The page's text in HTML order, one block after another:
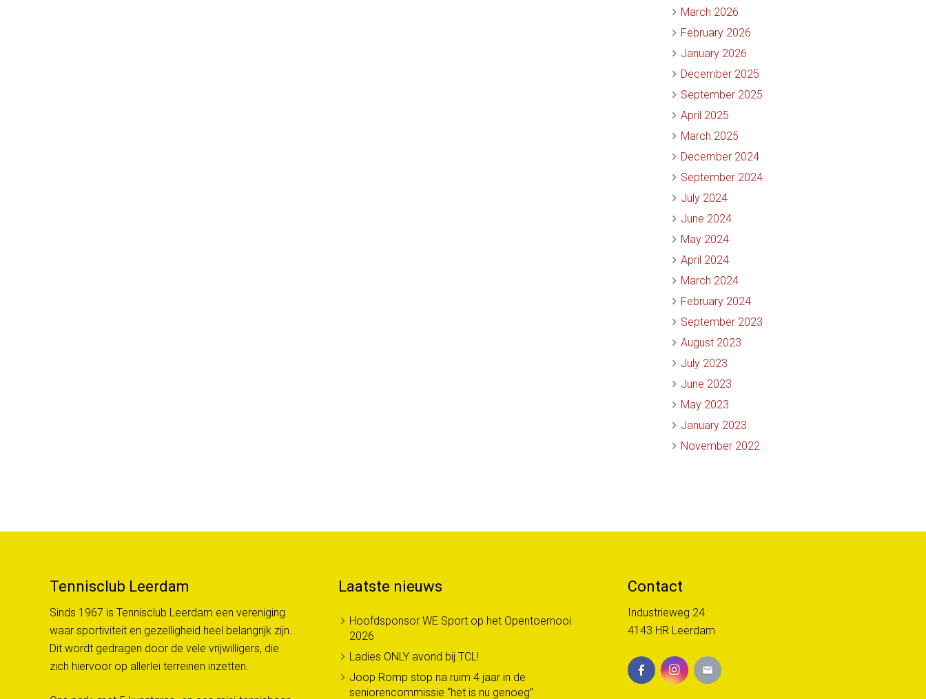
March 2026
February 2026
January 2026
December 2025
September 2025
April 2025
March 2025
December 2024
September 2024
July 2024
June 2024
May 2024
April 2024
March 2024
February 2024
September 2023
August 2023
July 2023
June 2023
May 2023
January 2023
November 2022
Tennisclub Leerdam
Sinds 1967 is Tennisclub Leerdam een vereniging
waar sportiviteit en gezelligheid heel belangrijk zijn.
Dit wordt gedragen door de vele vrijwilligers, die
zich hiervoor op allerlei terreinen inzetten.
Laatste nieuws
Hoofdsponsor WE Sport op het Opentoernooi
2026
Ladies ONLY avond bij TCL!
Joop Romp stop na ruim 4 jaar in de
seniorencommissie “het is nu genoeg”
Contact
Industrieweg 24
4143 HR Leerdam